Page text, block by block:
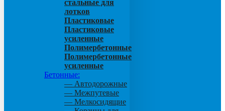
стальные для
лотков
Пластиковые
Пластиковые
усиленные
Полимербетонные
Полимербетонные
усиленные
Бетонные:
— Автодорожные
— Межпутевые
— Мелкосидящие